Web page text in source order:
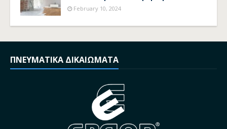
February 10, 2024
ΠΝΕΥΜΑΤΙΚΑ ΔΙΚΑΙΩΜΑΤΑ